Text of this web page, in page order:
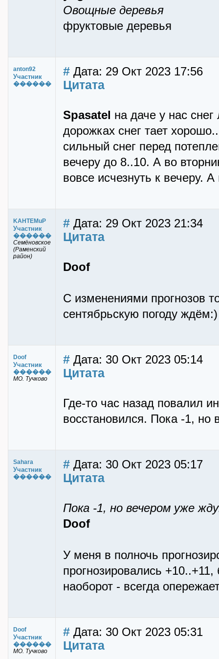
Овощные деревья
фруктовые деревья
anton92
Участник
������
# Дата: 29 Окт 2023 17:56
Цитата
Spasatel на даче у нас
дорожках снег тает
сильный снег перед
вечеру до 8..10. А во
вовсе исчезнуть к вечеру.
KAHTEMuP
Участник
������
Семёновское
(Раменский
район)
# Дата: 29 Окт 2023 21:34
Цитата
Doof
С изменениями прогнозов
сентябрьскую погоду ждём:)
Doof
Участник
������
МО. Тучково
# Дата: 30 Окт 2023 05:14
Цитата
Где-то час назад повалил
восстановился. Пока -1, но
Sahara
Участник
������
# Дата: 30 Окт 2023 05:17
Цитата
Пока -1, но вечером уже
Doof
У меня в полночь
прогнозировались
наоборот - всегда
Doof
Участник
������
МО. Тучково
# Дата: 30 Окт 2023 05:31
Цитата